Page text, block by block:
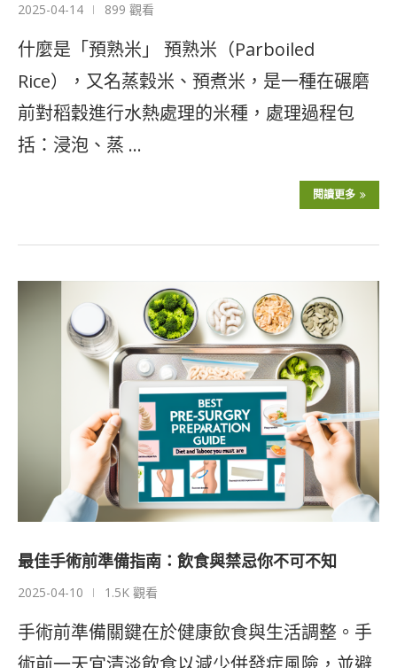
2025-04-14 899 觀看
什麼是「預熟米」 預熟米（Parboiled
Rice），又名蒸穀米、預煮米，是一種在碾磨
前對稻穀進行水熱處理的米種，處理過程包
括：浸泡、蒸 …
閱讀更多
最佳手術前準備指南：飲食與禁忌你不可不知
2025-04-10 1.5K 觀看
手術前準備關鍵在於健康飲食與生活調整。手